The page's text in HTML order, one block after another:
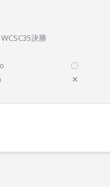
決勝
〇
✕
順位